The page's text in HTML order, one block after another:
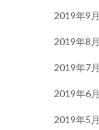
2019年9月
2019年8月
2019年7月
2019年6月
2019年5月